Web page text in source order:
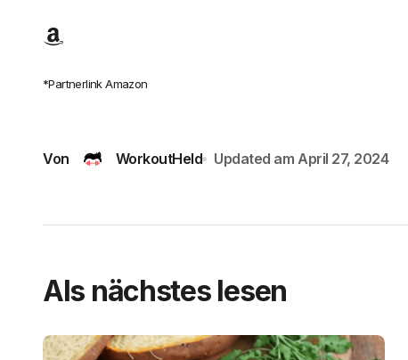
*Partnerlink Amazon
Von WorkoutHeld Updated am April 27, 2024
Als nächstes lesen